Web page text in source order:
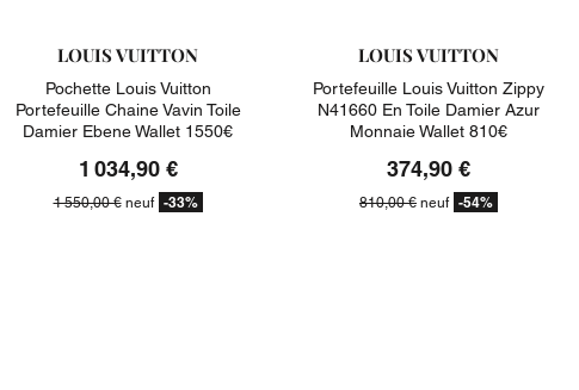
LOUIS VUITTON
Pochette Louis Vuitton
Portefeuille Chaine Vavin Toile
Damier Ebene Wallet 1550€
1 034,90 €
1 550,00 €neuf -33%
LOUIS VUITTON
Portefeuille Louis Vuitton Zippy
N41660 En Toile Damier Azur
Monnaie Wallet 810€
374,90 €
810,00 € neuf -54%